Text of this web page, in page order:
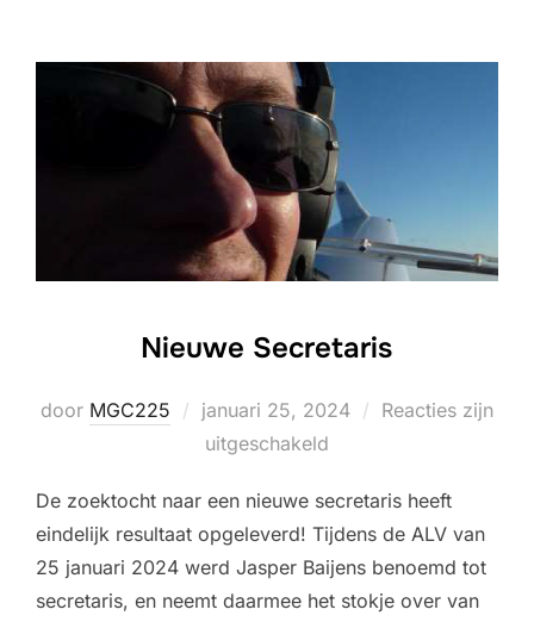
Nieuwe Secretaris
door MGC225
Geplaatst
op
januari 25, 2024
Reacties zijn
uitgeschakeld
De zoektocht naar een nieuwe secretaris heeft
eindelijk resultaat opgeleverd! Tijdens de ALV van
25 januari 2024 werd Jasper Baijens benoemd tot
secretaris, en neemt daarmee het stokje over van